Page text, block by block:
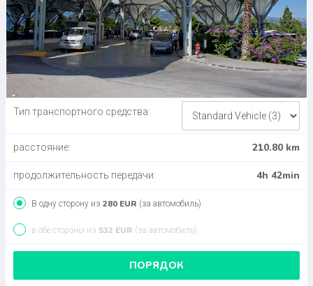
Тип транспортного средства:
расстояние: 210.80 km
продолжительность передачи: 4h 42min
В одну сторону из 280 EUR (за автомобиль)
в обе стороны из 532 EUR (за автомобиль)
ПОРЯДОК